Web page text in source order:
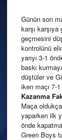
Günün son
karşı
geçmesini
kontrolünü
yarıyı 3-1
baskı
düştüler ve
iken maçı 7-
Kazanma
Maça
yaparken ilk
önde
Green Boys